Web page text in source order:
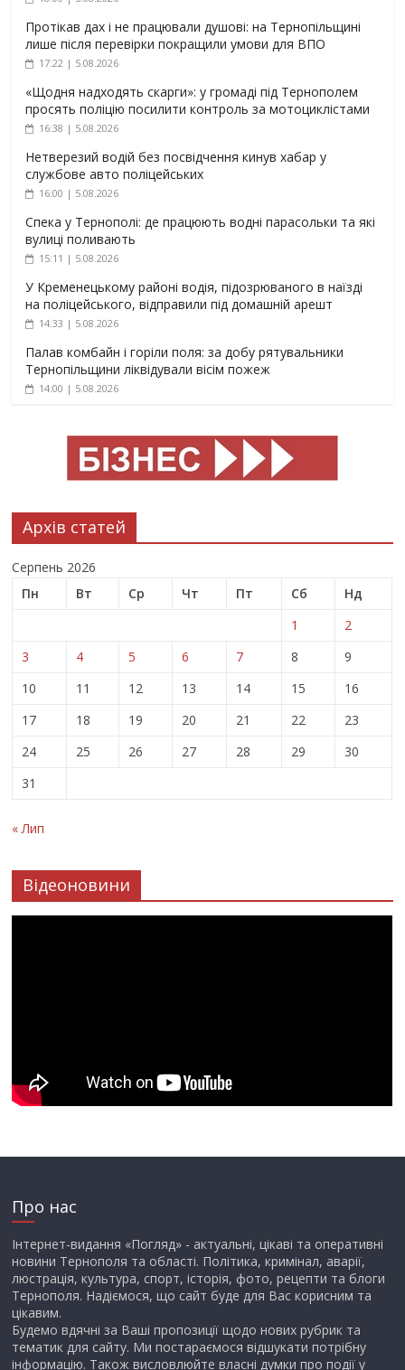
Протікав дах і не працювали душові: на Тернопільщині
лише після перевірки покращили умови для ВПО
17:22 | 5.08.2026
«Щодня надходять скарги»: у громаді під Тернополем
просять поліцію посилити контроль за мотоциклістами
16:38 | 5.08.2026
Нетверезий водій без посвідчення кинув хабар у
службове авто поліцейських
16:00 | 5.08.2026
Спека у Тернополі: де працюють водні парасольки та які
вулиці поливають
15:11 | 5.08.2026
У Кременецькому районі водія, підозрюваного в наїзді
на поліцейського, відправили під домашній арешт
14:33 | 5.08.2026
Палав комбайн і горіли поля: за добу рятувальники
Тернопільщини ліквідували вісім пожеж
14:00 | 5.08.2026
Архів статей
Серпень 2026
Пн
Вт Ср Чт Пт Сб
Нд
1
2
3
4 5 6 7 8
9
10
11 12 13 14 15
16
17
18 19 20 21 22
23
24
25 26 27 28 29
30
31
« Лип
Відеоновини
Про нас
Інтернет-видання «Погляд» - актуальні, цікаві та оперативні
новини Тернополя та області. Політика, кримінал, аварії,
люстрація, культура, спорт, історія, фото, рецепти та блоги
Тернополя. Надіємося, що сайт буде для Вас корисним та
цікавим.
Будемо вдячні за Ваші пропозиції щодо нових рубрик та
тематик для сайту. Ми постараємося відшукати потрібну
інформацію. Також висловлюйте власні думки про події у